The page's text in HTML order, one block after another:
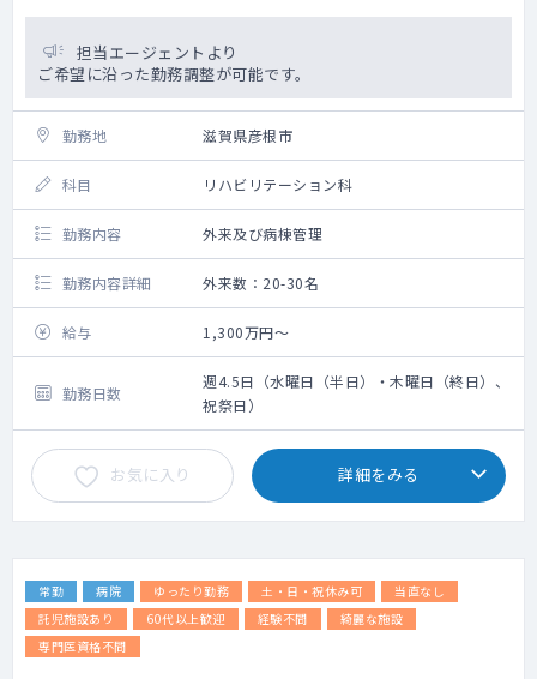
担当エージェントより
ご希望に沿った勤務調整が可能です。
勤務地 滋賀県彦根市
科目 リハビリテーション科
勤務内容 外来及び病棟管理
勤務内容詳細 外来数：20-30名
給与 1,300万円～
勤務日数
週4.5日（水曜日（半日）・木曜日（終日）、
祝祭日）
お気に入り 詳細をみる
常勤 病院 ゆったり勤務 土・日・祝休み可
当直なし
託児施設あり
60代以上歓迎 経験不問
綺麗な施設
専門医資格不問